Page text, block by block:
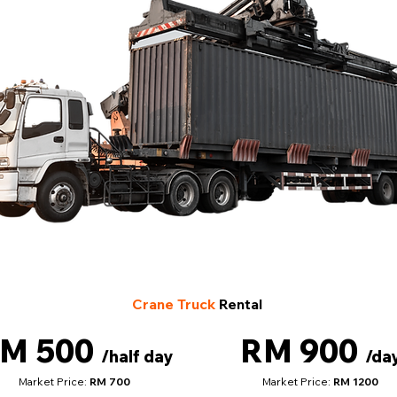
Crane Truck Rental
RM 900 /
Market Price: RM 1200
500 /half day
Market Price: RM 700